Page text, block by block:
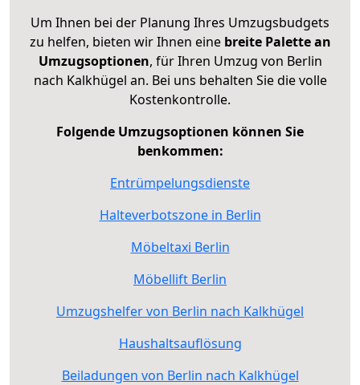
Um Ihnen bei der Planung Ihres Umzugsbudgets
zu helfen, bieten wir Ihnen eine breite Palette an
Umzugsoptionen, für Ihren Umzug von Berlin
nach Kalkhügel an. Bei uns behalten Sie die volle
Kostenkontrolle.
Folgende Umzugsoptionen können Sie
benkommen:
Entrümpelungsdienste
Halteverbotszone in Berlin
Möbeltaxi Berlin
Möbellift Berlin
Umzugshelfer von Berlin nach Kalkhügel
Haushaltsauflösung
Beiladungen von Berlin nach Kalkhügel